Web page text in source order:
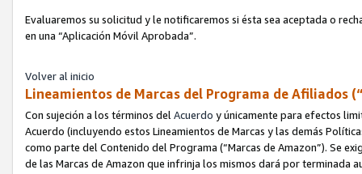
Evaluaremos su solicitud y le notificaremos si ésta sea aceptada o
en una “Aplicación Móvil Aprobada”.
Volver al inicio
Lineamientos de Marcas del Programa de Afiliados
Con sujeción a los términos del Acuerdo y únicamente para efectos
Acuerdo (incluyendo estos Lineamientos de Marcas y las demás
como parte del Contenido del Programa (“Marcas de Amazon”). Se
de las Marcas de Amazon que infrinja los mismos dará por terminada